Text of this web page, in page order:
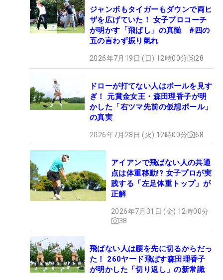
ジャンボもタイガーもダウンで両ヒ
ザを広げていた！ 女子プロコーチ
が明かす「飛ばし」の真髄 #四の
五の言わず振り氣れ
2026年7月19日 (日) 12時00分 28
ドローが打てない人はボールを見す
ぎ！ 元賞金女王・森田理香子が明
かした「右ツマ先前の仮想ボール」
の真実
2026年7月28日 (火) 12時00分 68
アイアンで飛ばない人の共通
点は体重移動!? 女子プロが実
践する「左足体重トップ」が
正解
2026年7月31日 (金) 12時00分
38
飛ばない人は腰を先に切るからだっ
た！ 260ヤード飛ばす森田理香子
が明かした「切り返し」の新常識